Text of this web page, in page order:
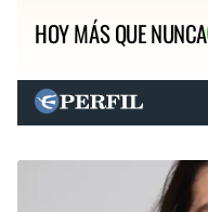
HOY MÁS QUE NUNCA